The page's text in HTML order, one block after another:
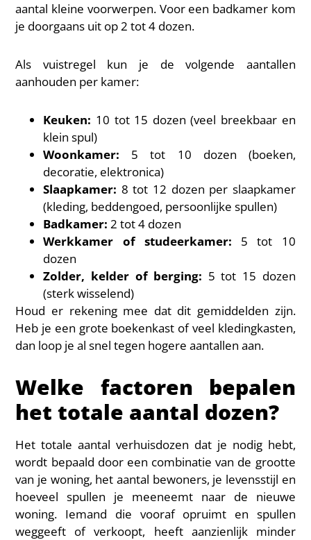
aantal kleine voorwerpen. Voor een badkamer kom
je doorgaans uit op 2 tot 4 dozen.
Als vuistregel kun je de volgende aantallen
aanhouden per kamer:
Keuken: 10 tot 15 dozen (veel breekbaar en
klein spul)
Woonkamer: 5 tot 10 dozen (boeken,
decoratie, elektronica)
Slaapkamer: 8 tot 12 dozen per slaapkamer
(kleding, beddengoed, persoonlijke spullen)
Badkamer: 2 tot 4 dozen
Werkkamer of studeerkamer: 5 tot 10
dozen
Zolder, kelder of berging: 5 tot 15 dozen
(sterk wisselend)
Houd er rekening mee dat dit gemiddelden zijn.
Heb je een grote boekenkast of veel kledingkasten,
dan loop je al snel tegen hogere aantallen aan.
Welke factoren bepalen
het totale aantal dozen?
Het totale aantal verhuisdozen dat je nodig hebt,
wordt bepaald door een combinatie van de grootte
van je woning, het aantal bewoners, je levensstijl en
hoeveel spullen je meeneemt naar de nieuwe
woning. Iemand die vooraf opruimt en spullen
weggeeft of verkoopt, heeft aanzienlijk minder